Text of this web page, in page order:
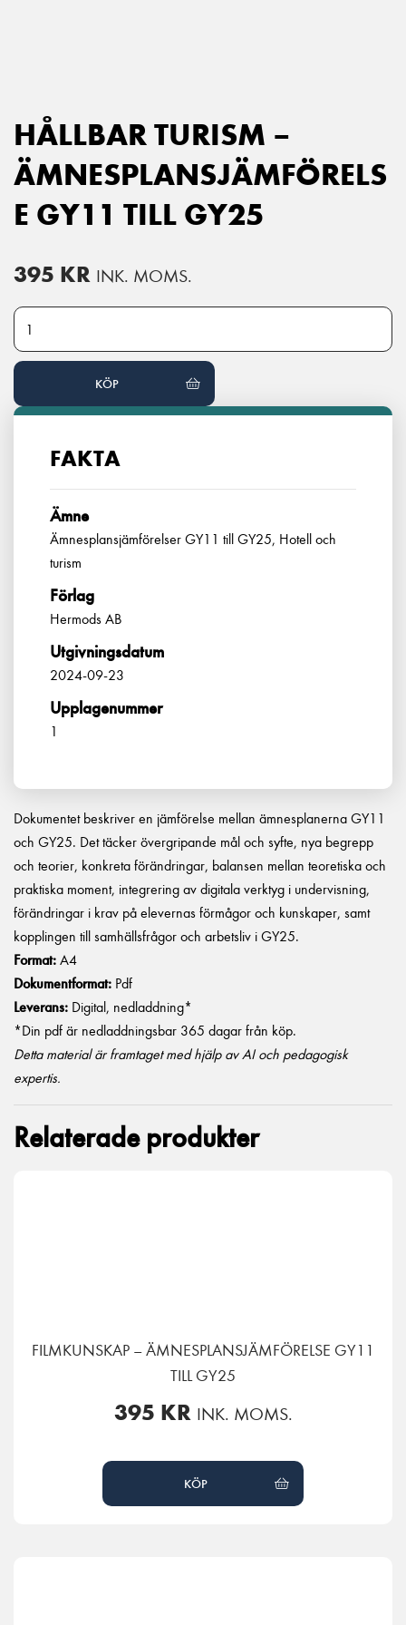
HÅLLBAR TURISM –
ÄMNESPLANSJÄMFÖRELS
E GY11 TILL GY25
395 KR INK. MOMS.
Hållbar turism - Ämnesplansjämförelse GY11 till GY25 mängd
KÖP
FAKTA
Ämne
Ämnesplansjämförelser GY11 till GY25, Hotell och
turism
Förlag
Hermods AB
Utgivningsdatum
2024-09-23
Upplagenummer
1
Dokumentet beskriver en jämförelse mellan ämnesplanerna GY11
och GY25. Det täcker övergripande mål och syfte, nya begrepp
och teorier, konkreta förändringar, balansen mellan teoretiska och
praktiska moment, integrering av digitala verktyg i undervisning,
förändringar i krav på elevernas förmågor och kunskaper, samt
kopplingen till samhällsfrågor och arbetsliv i GY25.
Format: A4
Dokumentformat: Pdf
Leverans: Digital, nedladdning*
*Din pdf är nedladdningsbar 365 dagar från köp.
Detta material är framtaget med hjälp av AI och pedagogisk
expertis.
Relaterade produkter
FILMKUNSKAP – ÄMNESPLANSJÄMFÖRELSE GY11
TILL GY25
395 KR INK. MOMS.
KÖP